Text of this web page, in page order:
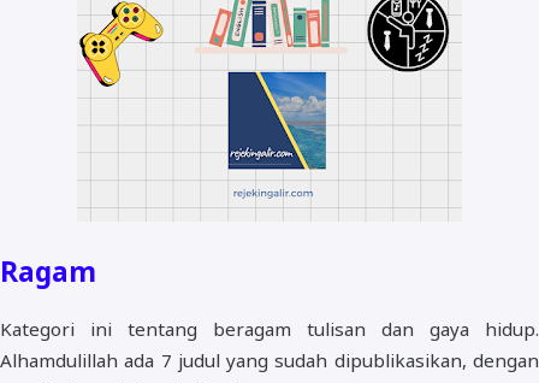
Ragam
Kategori ini tentang beragam tulisan dan gaya hidup.
Alhamdulillah ada 7 judul yang sudah dipublikasikan, dengan